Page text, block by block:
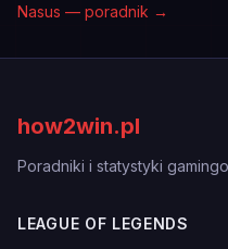
Nasus — poradnik →
how2win.pl
Poradniki i statystyki
LEAGUE OF LEGENDS